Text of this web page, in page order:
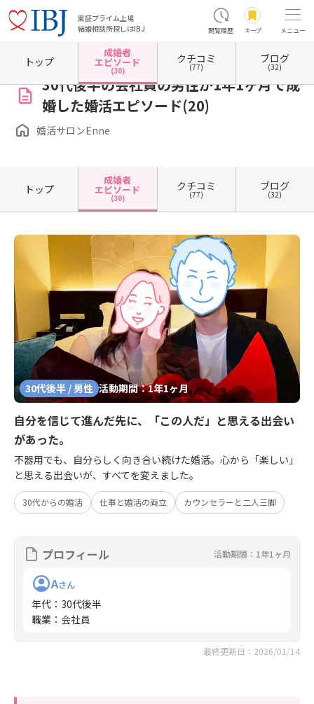
東証プライム上場
結婚相談所探しはIBJ
閲覧履歴 キープ メニュー
ホーム 兵庫県の結婚相談所 兵庫県西宮市 婚活サロンEnne 成婚者エピソード一覧
30代後半の会社員の男性が1年1ヶ月で成
婚した婚活エピソード(20)
婚活サロンEnne
トップ
成婚者
エピソード
(30)
クチコミ
(77)
ブログ
(32)
トップ
成婚者
エピソード
(30)
クチコミ
(77)
ブログ
(32)
30代後半 / 男性 活動期間：1年1ヶ月
自分を信じて進んだ先に、「この人だ」と思える出会い
があった。
不器用でも、自分らしく向き合い続けた婚活。心から「楽しい」
と思える出会いが、すべてを変えました。
30代からの婚活 仕事と婚活の両立 カウンセラーと二人三脚
プロフィール 活動期間：1年1ヶ月
Aさん
年代 ： 30代後半
職業 ： 会社員
最終更新日：2026/01/14